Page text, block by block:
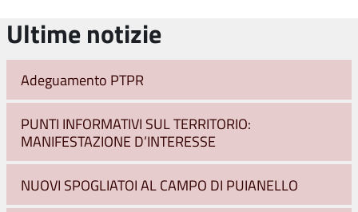
Ultime notizie
Adeguamento PTPR
PUNTI INFORMATIVI SUL TERRITORIO:
MANIFESTAZIONE D’INTERESSE
NUOVI SPOGLIATOI AL CAMPO DI PUIANELLO